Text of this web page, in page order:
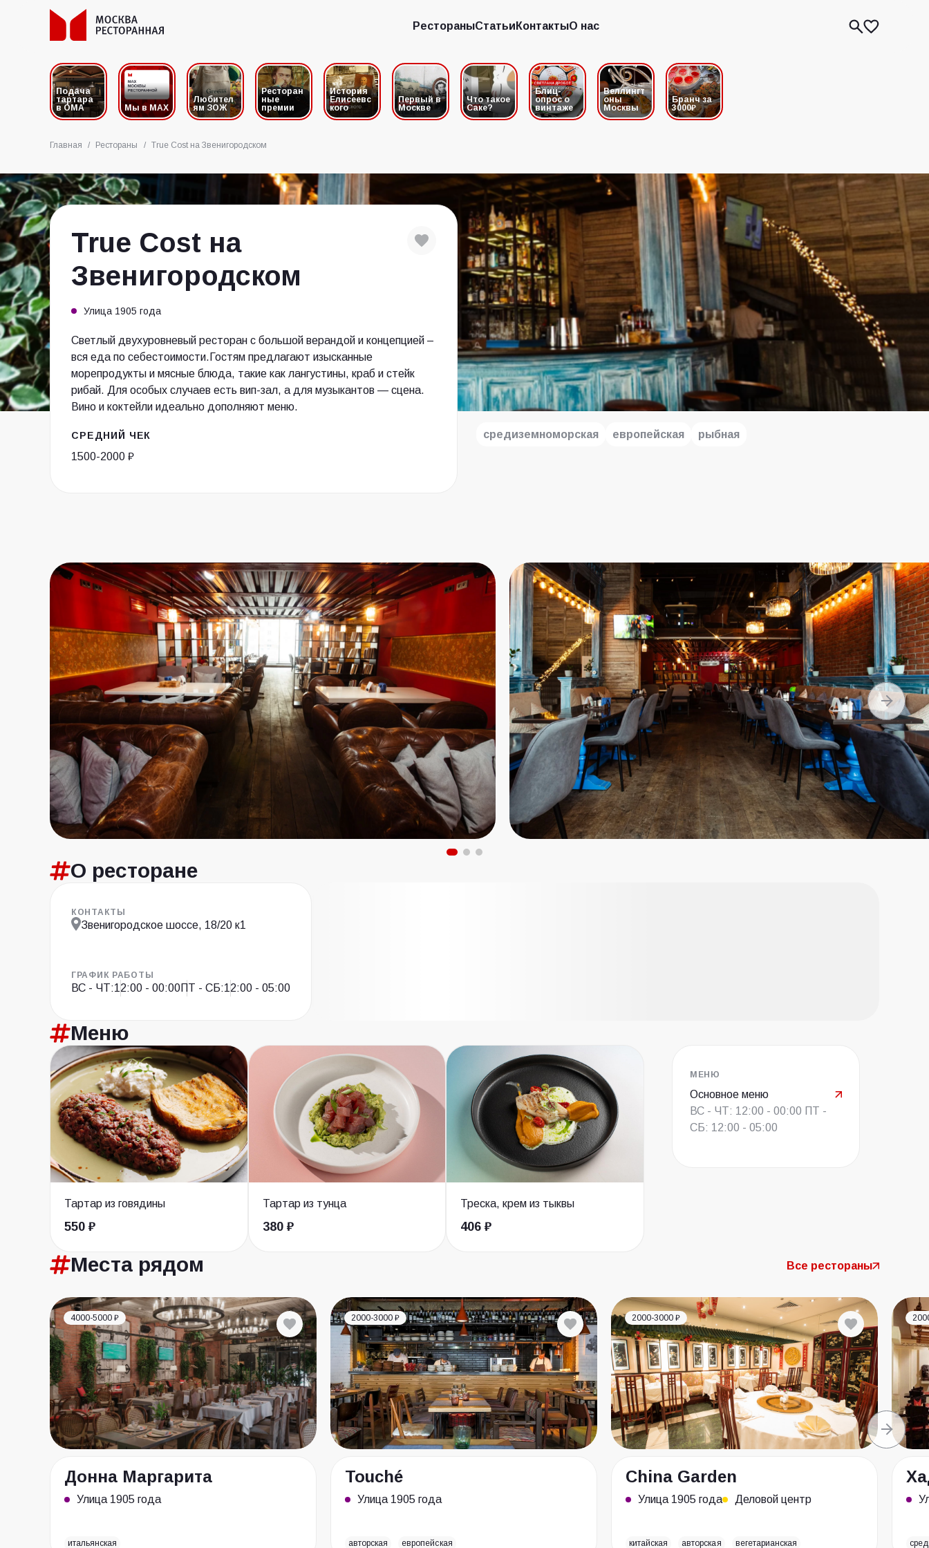
РестораныСтатьи КонтактыО нас
РестораныСтатьиКонтактыО нас
Подача
тартара
в ОМА
Мы в MAX
Любител
ям ЗОЖ
Ресторан
ные
премии
История
Елисеевс
кого
Первый в
Москве
Что такое
Саке?
Блиц-
опрос о
винтаже
Веллингт
оны
Москвы
Бранч за
3000₽
Главная / Рестораны / True Cost на Звенигородском
True Cost на
Звенигородском
Улица 1905 года
Светлый двухуровневый ресторан с большой верандой и концепцией –
вся еда по себестоимости.Гостям предлагают изысканные
морепродукты и мясные блюда, такие как лангустины, краб и стейк
рибай. Для особых случаев есть вип-зал, а для музыкантов — сцена.
Вино и коктейли идеально дополняют меню.
СРЕДНИЙ ЧЕК
1500-2000 ₽
средиземноморская европейская рыбная
О ресторане
КОНТАКТЫ
Звенигородское шоссе, 18/20 к1
ГРАФИК РАБОТЫ
ВС - ЧТ:12:00 - 00:00ПТ - СБ:12:00 - 05:00
Меню
Тартар из говядины
550 ₽
Тартар из тунца
380 ₽
Треска, крем из тыквы
406 ₽
МЕНЮ
Основное меню
ВС - ЧТ: 12:00 - 00:00 ПТ -
СБ: 12:00 - 05:00
Места рядом Все рестораны
4000-5000 ₽
Донна Маргарита
Улица 1905 года
итальянская
2000-3000 ₽
Touché
Улица 1905 года
авторская европейская
2000-3000 ₽
China Garden
Улица 1905 года Деловой центр
китайская авторская вегетарианская